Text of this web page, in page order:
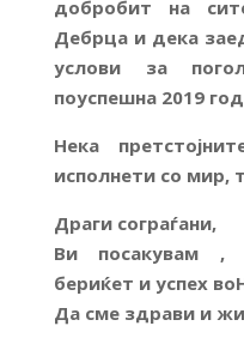
добробит на
Дебрца и дека
услови за
поуспешна 2019
Нека
исполнети со мир,
Драгисограѓани,
Випосакувам ,
бериќет и успех
Дасмездрави и